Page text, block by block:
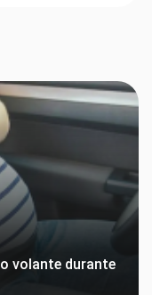
volante durante